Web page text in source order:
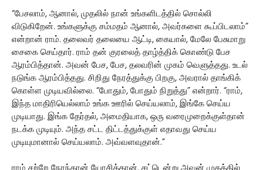
“பேசலாம், ஆனால், முதலில் நான் உங்களிடத்தில் சொல்லி
விடுகிறேன். உங்களுக்கு சம்மதம் ஆனால், அவர்களை கூப்பிடலாம்”
என்றான் ராம். தலைவர் தலையை ஆட்டி, கையால், மேலே பேசுமாறு
சைகை செய்தார். ராம் தன் குரலைத் தாழ்த்திக் கொண்டு பேச
ஆரம்பித்தான். அவன் பேச, பேச, தலவரின் முகம் வெளுத்தது. உடல்
நடுங்க ஆரம்பித்தது. சிறிது நேரத்துக்கு பிறகு, அவரால் தாங்கிக்
கொள்ள முடியவில்லை. “போதும், போதும் நிறுத்து” என்றார். “ராம்,
இந்த மாதிரியெல்லாம் உங்க ஊரில் செய்யலாம், இங்கே செய்ய
முடியாது. இங்க தேர்தல், அமைதியாக, ஒரு வரைமுறைக்குள்தான்
நடக்க முடியும். அந்த சட்ட திட்டத்துக்குள் எதாவது செய்ய
முடியுமானால் செய்யலாம். அவ்வளவுதான்.”